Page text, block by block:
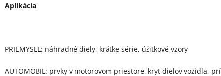
Aplikácia:
PRIEMYSEL: náhradné diely, krátke série, úžitkové vzory
AUTOMOBIL: prvky v motorovom priestore, kryt dielov vozidla,